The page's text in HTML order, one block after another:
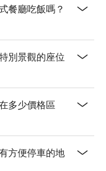
网络热门口碑。（贴
过量饮酒，有害健
餐廳吃飯嗎？
別景觀的座位
多少價格區
方便停車的地